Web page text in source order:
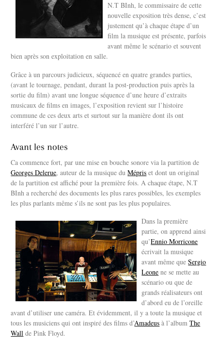
N.T BInh, le commissaire de cette
nouvelle exposition très dense, c’est
justement qu’à chaque étape d’un
film la musique est présente, parfois
avant même le scénario et souvent
bien après son exploitation en salle.
Grâce à un parcours judicieux, séquencé en quatre grandes parties,
(avant le tournage, pendant, durant la post-production puis après la
sortie du film) avant une longue séquence d’une heure d’extraits
musicaux de films en images, l’exposition revient sur l’histoire
commune de ces deux arts et surtout sur la manière dont ils ont
interféré l’un sur l’autre.
Avant les notes
Ca commence fort, par une mise en bouche sonore via la partition de
Georges Delerue, auteur de la musique duMépris et dont un original
de la partition est affiché pour la première fois. A chaque étape, N.T
BInh a recherché des documents les plus rares possibles, les exemples
les plus parlants même s’ils ne sont pas les plus populaires.
Dans la première
partie, on apprend ainsi
qu’Ennio Morricone
écrivait la musique
avant même queSergio
Leone ne se mette au
scénario ou que de
grands réalisateurs ont
d’abord eu de l’oreille
avant d’utiliser une caméra. Et évidemment, il y a toute la musique et
tous les musiciens qui ont inspiré des films d’Amadeus à l’albumThe
Wall de Pink Floyd.